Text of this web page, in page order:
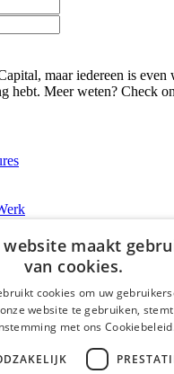
maar iedereen is
hebt. Meer weten? Check
App
website maakt
van cookies.
cookies om uw
website te gebruiken,
met ons